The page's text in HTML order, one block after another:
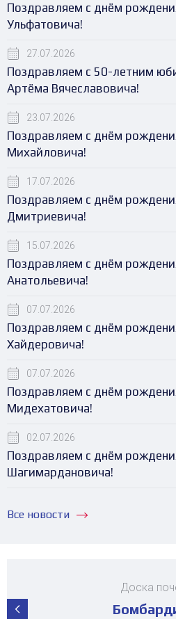
Поздравляем с днём
Ульфатовича!
27.07.2026
Поздравляем с 50-летним
Артёма Вячеславовича!
23.07.2026
Поздравляем с днём
Михайловича!
17.07.2026
Поздравляем с днём
Дмитриевича!
15.07.2026
Поздравляем с днём
Анатольевича!
07.07.2026
Поздравляем с днём
Хайдеровича!
07.07.2026
Поздравляем с днём
Мидехатовича!
02.07.2026
Поздравляем с днём
Шагимардановича!
Все новости
Доска